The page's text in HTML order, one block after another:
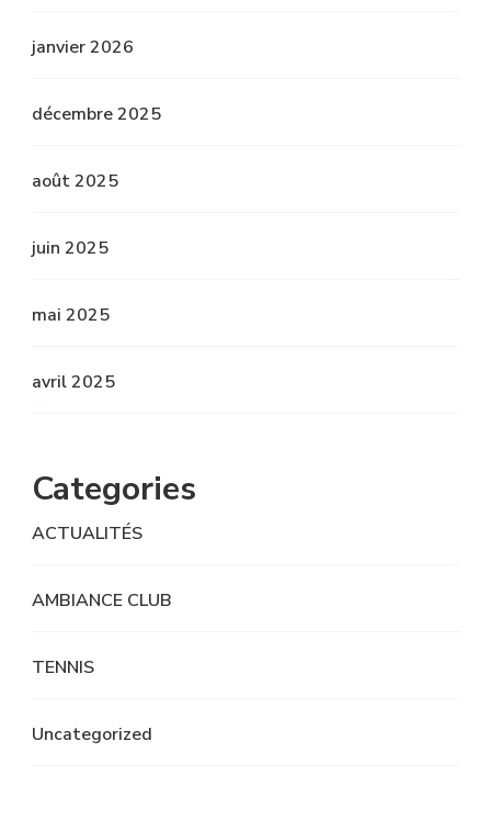
janvier 2026
décembre 2025
août 2025
juin 2025
mai 2025
avril 2025
Categories
ACTUALITÉS
AMBIANCE CLUB
TENNIS
Uncategorized